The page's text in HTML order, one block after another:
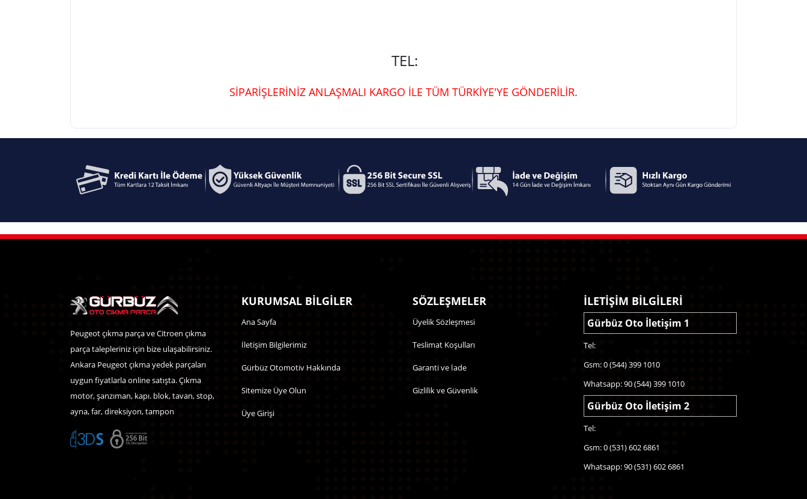
TEL:
SİPARİŞLERİNİZ ANLAŞMALI KARGO İLE TÜM TÜRKİYE'YE GÖNDERİLİR.
Peugeot çıkma parça ve Citroen çıkma
parça talepleriniz için bize ulaşabilirsiniz.
Ankara Peugeot çıkma yedek parçaları
uygun fiyatlarla online satışta. Çıkma
motor, şanzıman, kapı. blok, tavan, stop,
ayna, far, direksiyon, tampon
KURUMSAL BİLGİLER
Ana Sayfa
İletişim Bilgilerimiz
Gürbüz Otomotiv Hakkında
Sitemize Üye Olun
Üye Girişi
SÖZLEŞMELER
Üyelik Sözleşmesi
Teslimat Koşulları
Garanti ve İade
Gizlilik ve Güvenlik
İLETİŞİM BİLGİLERİ
Gürbüz Oto İletişim 1
Tel:
Gsm: 0 (544) 399 1010
Whatsapp: 90 (544) 399 1010
Gürbüz Oto İletişim 2
Tel:
Gsm: 0 (531) 602 6861
Whatsapp: 90 (531) 602 6861